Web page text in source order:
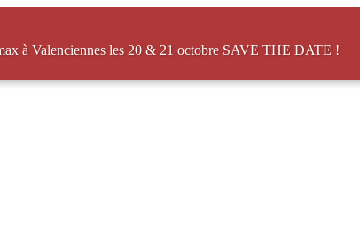
à Valenciennes les 20 & 21 octobre SAVE THE DATE !